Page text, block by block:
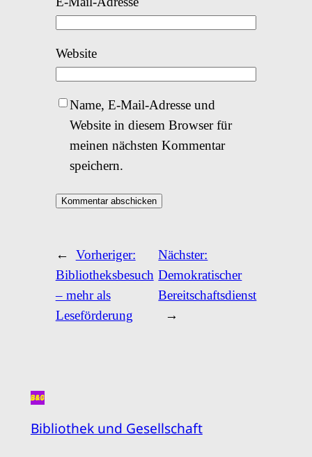
Website
Name, E-Mail-Adresse und
Website in diesem Browser für
meinen nächsten Kommentar
speichern.
←
Vorheriger:
Bibliotheksbesuch
– mehr als
Leseförderung
Nächster:
Demokratischer
Bereitschaftsdienst
→
Bibliothek und Gesellschaft